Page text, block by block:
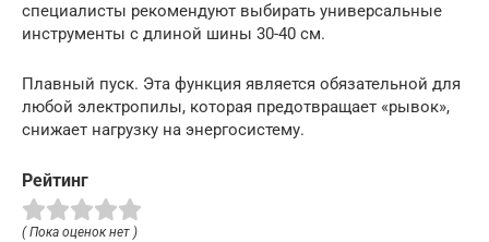
специалисты рекомендуют выбирать универсальные
инструменты с длиной шины 30-40 см.
Плавный пуск. Эта функция является обязательной для
любой электропилы, которая предотвращает «рывок»,
снижает нагрузку на энергосистему.
Рейтинг
( Пока оценок нет )